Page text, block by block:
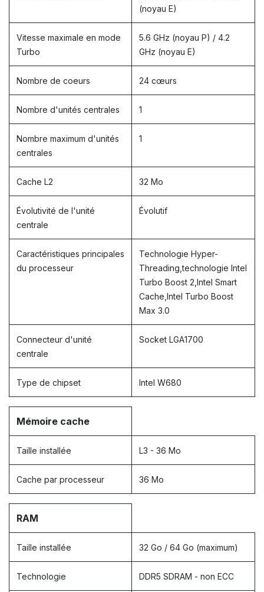
(noyau E)
Vitesse maximale en mode
Turbo
5.6 GHz (noyau P) / 4.2
GHz (noyau E)
Nombre de coeurs 24 cœurs
Nombre d'unités centrales 1
Nombre maximum d'unités
centrales
1
Cache L2 32 Mo
Évolutivité de l'unité
centrale
Évolutif
Caractéristiques principales
du processeur
Technologie Hyper-
Threading,technologie Intel
Turbo Boost 2,Intel Smart
Cache,Intel Turbo Boost
Max 3.0
Connecteur d'unité
centrale
Socket LGA1700
Type de chipset Intel W680
Mémoire cache
Taille installée L3 - 36 Mo
Cache par processeur 36 Mo
RAM
Taille installée 32 Go / 64 Go (maximum)
Technologie DDR5 SDRAM - non ECC